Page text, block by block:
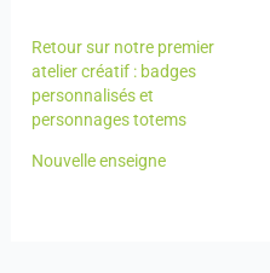
Retour sur notre premier
atelier créatif : badges
personnalisés et
personnages totems
Nouvelle enseigne